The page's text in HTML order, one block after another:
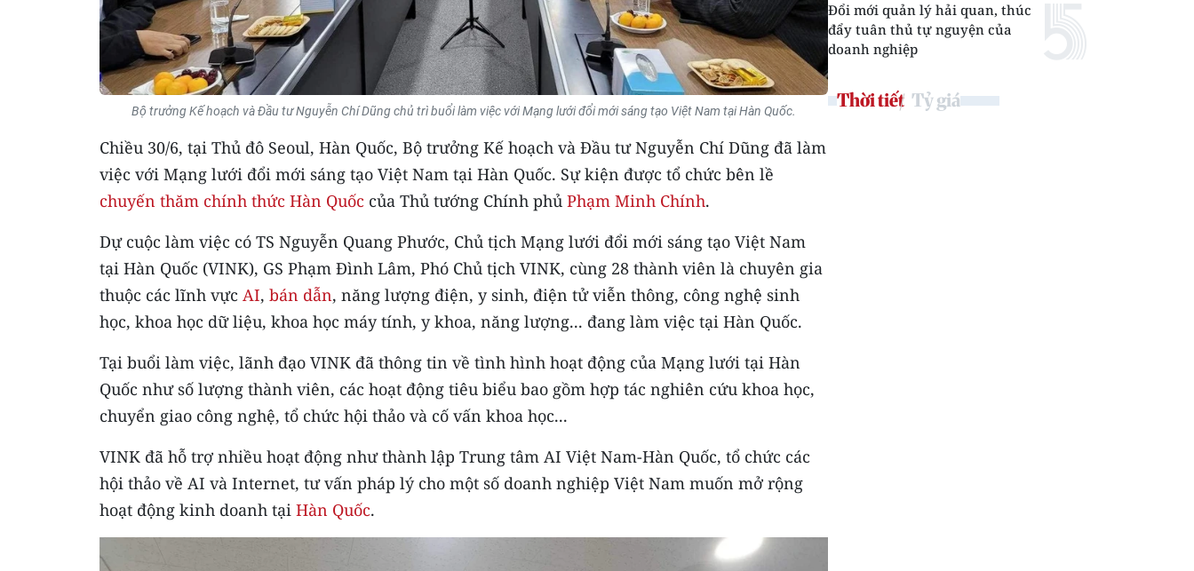
Bộ trưởng Kế hoạch và Đầu tư Nguyễn Chí Dũng chủ trì buổi làm việc với Mạng lưới đổi mới sáng tạo Việt Nam tại Hàn Quốc.
Chiều 30/6, tại Thủ đô Seoul, Hàn Quốc, Bộ trưởng Kế hoạch và Đầu tư Nguyễn Chí Dũng đã làm
việc với Mạng lưới đổi mới sáng tạo Việt Nam tại Hàn Quốc. Sự kiện được tổ chức bên lề
chuyến thăm chính thức Hàn Quốc của Thủ tướng Chính phủ Phạm Minh Chính.
Dự cuộc làm việc có TS Nguyễn Quang Phước, Chủ tịch Mạng lưới đổi mới sáng tạo Việt Nam
tại Hàn Quốc (VINK), GS Phạm Đình Lâm, Phó Chủ tịch VINK, cùng 28 thành viên là chuyên gia
thuộc các lĩnh vực AI, bán dẫn, năng lượng điện, y sinh, điện tử viễn thông, công nghệ sinh
học, khoa học dữ liệu, khoa học máy tính, y khoa, năng lượng... đang làm việc tại Hàn Quốc.
Tại buổi làm việc, lãnh đạo VINK đã thông tin về tình hình hoạt động của Mạng lưới tại Hàn
Quốc như số lượng thành viên, các hoạt động tiêu biểu bao gồm hợp tác nghiên cứu khoa học,
chuyển giao công nghệ, tổ chức hội thảo và cố vấn khoa học...
VINK đã hỗ trợ nhiều hoạt động như thành lập Trung tâm AI Việt Nam-Hàn Quốc, tổ chức các
hội thảo về AI và Internet, tư vấn pháp lý cho một số doanh nghiệp Việt Nam muốn mở rộng
hoạt động kinh doanh tại Hàn Quốc.
Đổi mới quản lý hải quan, thúc
đẩy tuân thủ tự nguyện của
doanh nghiệp
Thời tiết Tỷ giá